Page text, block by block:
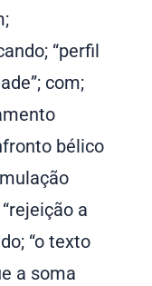
“perfil
com;
bélico
a
“o texto
a soma